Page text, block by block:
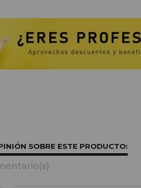
SOBRE ESTE PRODUCTO: